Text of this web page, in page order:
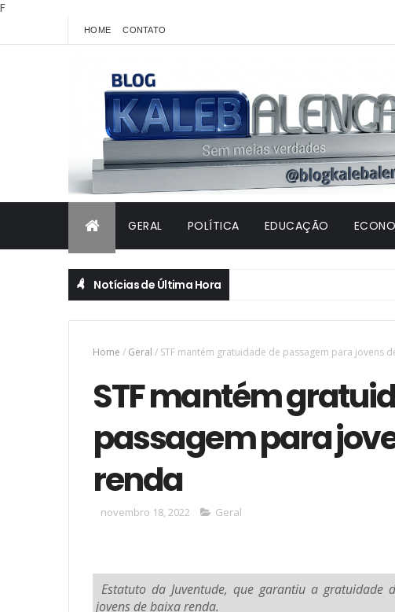
F
HOME CONTATO
GERAL POLÍTICA EDUCAÇÃO
Notícias de Última Hora
Home / Geral / STF mantém gratuidade de passagem para jovens
STF mantém
passagem para
renda
novembro 18, 2022 Geral
Estatuto da Juventude, que garantiu a gratuidade
jovens de baixa renda.